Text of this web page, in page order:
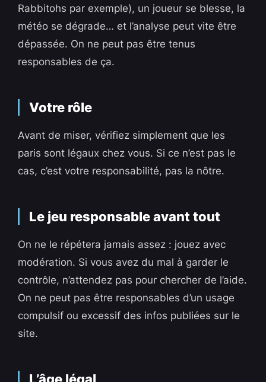
Rabbitohs par exemple), un joueur se blesse, la
météo se dégrade… et l’analyse peut vite être
dépassée. On ne peut pas être tenus
responsables de ça.
Votre rôle
Avant de miser, vérifiez simplement que les
paris sont légaux chez vous. Si ce n’est pas le
cas, c’est votre responsabilité, pas la nôtre.
Le jeu responsable avant tout
On ne le répétera jamais assez : jouez avec
modération. Si vous avez du mal à garder le
contrôle, n’attendez pas pour chercher de l’aide.
On ne peut pas être responsables d’un usage
compulsif ou excessif des infos publiées sur le
site.